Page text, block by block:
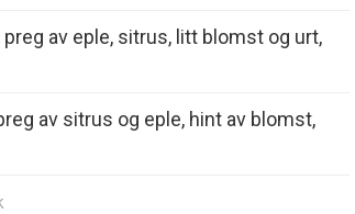
av eple, sitrus, litt blomst og urt,
av sitrus og eple, hint av blomst,